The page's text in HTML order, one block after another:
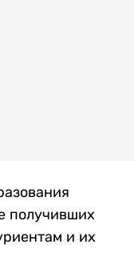
получивших
и их